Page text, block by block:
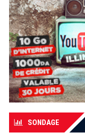
SONDAGE